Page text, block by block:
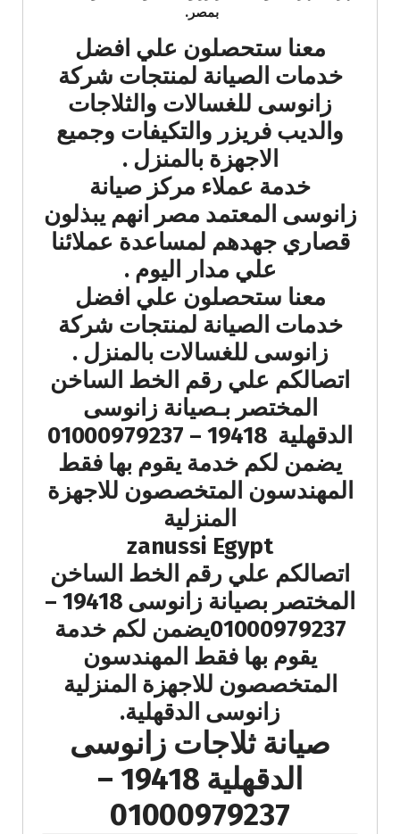
بمصر.
معنا ستحصلون علي افضل
خدمات الصيانة لمنتجات شركة
زانوسى للغسالات والثلاجات
والديب فريزر والتكيفات وجميع
الاجهزة بالمنزل .
خدمة عملاء مركز صيانة
زانوسى المعتمد مصر انهم يبذلون
قصاري جهدهم لمساعدة عملائنا
علي مدار اليوم .
معنا ستحصلون علي افضل
خدمات الصيانة لمنتجات شركة
زانوسى للغسالات بالمنزل .
اتصالكم علي رقم الخط الساخن
المختصر بـصيانة زانوسى
الدقهلية 19418 – 01000979237
يضمن لكم خدمة يقوم بها فقط
المهندسون المتخصصون للاجهزة
المنزلية
zanussi Egypt
اتصالكم علي رقم الخط الساخن
المختصر بصيانة زانوسى 19418 –
01000979237يضمن لكم خدمة
يقوم بها فقط المهندسون
المتخصصون للاجهزة المنزلية
زانوسى الدقهلية.
صيانة ثلاجات زانوسى
الدقهلية 19418 –
01000979237